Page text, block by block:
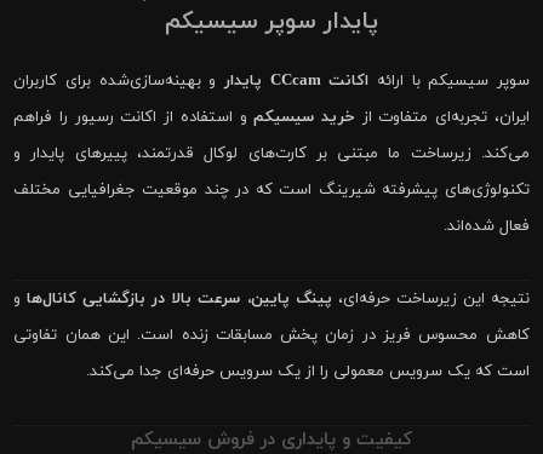
پایدار سوپر سیسیکم
سوپر سیسیکم با ارائه اکانت CCcam پایدار
و بهینه‌سازی‌شده برای کاربران
ایران، تجربه‌ای متفاوت از خرید سیسیکمو استفاده از اکانت رسیور را فراهم
می‌کند. زیرساخت ما مبتنی بر کارت‌های لوکال قدرتمند، پییرهای پایدار و
تکنولوژی‌های پیشرفته شیرینگ است که در چند موقعیت جغرافیایی مختلف
فعال شده‌اند.
نتیجه این زیرساخت حرفه‌ای، پینگ پایین، سرعت بالا در بازگشایی کانال‌هاو
کاهش محسوس فریز در زمان پخش مسابقات زنده است. این همان تفاوتی
است که یک سرویس معمولی را از یک سرویس حرفه‌ای جدا می‌کند.
کیفیت و پایداری در فروش سیسیکم